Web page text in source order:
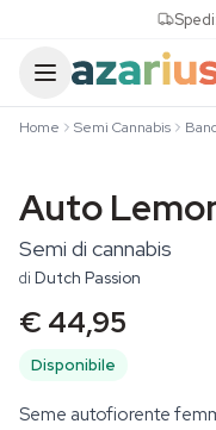
Home Semi Cannabis
Auto
Semi di cannabis
di Dutch Passion
€ 44,95
Disponibile
Seme autofiorente